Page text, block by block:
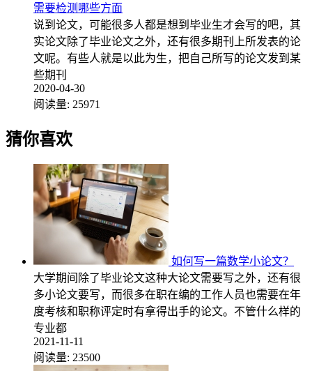
需要检测哪些方面
说到论文，可能很多人都是想到毕业生才会写的吧，其
实论文除了毕业论文之外，还有很多期刊上所发表的论
文呢。有些人就是以此为生，把自己所写的论文发到某
些期刊
2020-04-30
阅读量: 25971
猜你喜欢
如何写一篇数学小论文？
大学期间除了毕业论文这种大论文需要写之外，还有很
多小论文要写，而很多在职在编的工作人员也需要在年
度考核和职称评定时有拿得出手的论文。不管什么样的
专业都
2021-11-11
阅读量: 23500